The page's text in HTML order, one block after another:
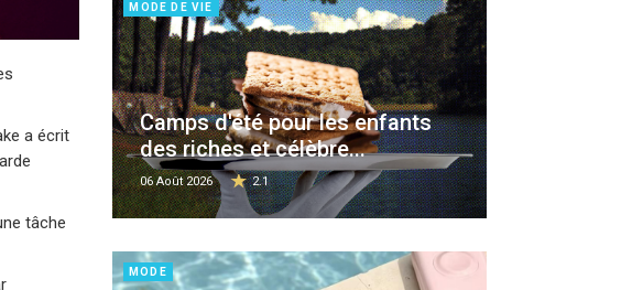
a écrit
tâche
MODE DE VIE
Camps d'été pour les enfants
des riches et célèbre...
06 Août 2026 2.1
MODE